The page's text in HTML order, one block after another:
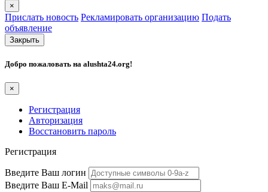
×
Прислать новость Рекламировать организацию Подать
объявление
Закрыть
Добро пожаловать на alushta24.org!
×
Регистрация
Авторизация
Восстановить пароль
Регистрация
Введите Ваш логин
Введите Ваш E-Mail